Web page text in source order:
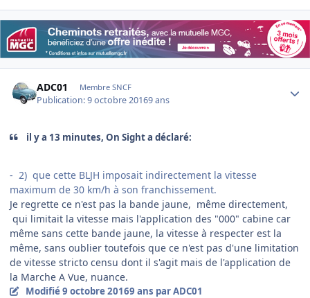
ADC01 Membre SNCF
Publication:9 octobre 20169 ans
il y a 13 minutes, On Sight a déclaré:
- 2) que cette BLJH imposait indirectement la vitesse
maximum de 30 km/h à son franchissement.
Je regrette ce n'est pas la bande jaune, même directement,
qui limitait la vitesse mais l'application des "000" cabine car
même sans cette bande jaune, la vitesse à respecter est la
même, sans oublier toutefois que ce n'est pas d'une limitation
de vitesse stricto censu dont il s'agit mais de l'application de
la Marche A Vue, nuance.
Modifié9 octobre 20169 ans par ADC01